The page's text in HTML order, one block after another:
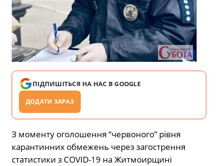
ПІДПИШІТЬСЯ НА НАС В GOOGLE
ДОДАТИ ЗАРАЗ
З моменту оголошення “червоного” рівня
карантинних обмежень через загострення
статистики з COVID-19 на Житмоирщині